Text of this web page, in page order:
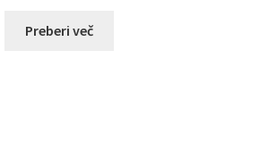
Preberi več